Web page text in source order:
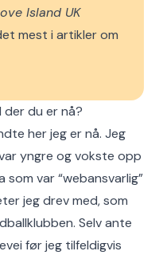
Island UK
mest i artikler om
du er nå?
her jeg er nå. Jeg
yngre og vokste opp
var “webansvarlig”
jeg drev med, som
Selv ante
før jeg tilfeldigvis